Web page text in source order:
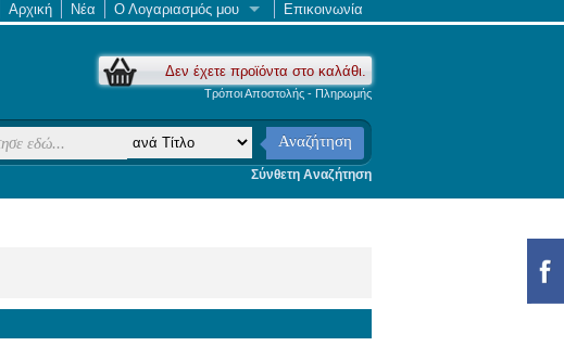
Αρχική Νέα Ο Λογαριασμός μου Επικοινωνία
Δεν έχετε προϊόντα στο καλάθι.
Τρόποι Αποστολής - Πληρωμής
Αναζήτηση
Σύνθετη Αναζήτηση